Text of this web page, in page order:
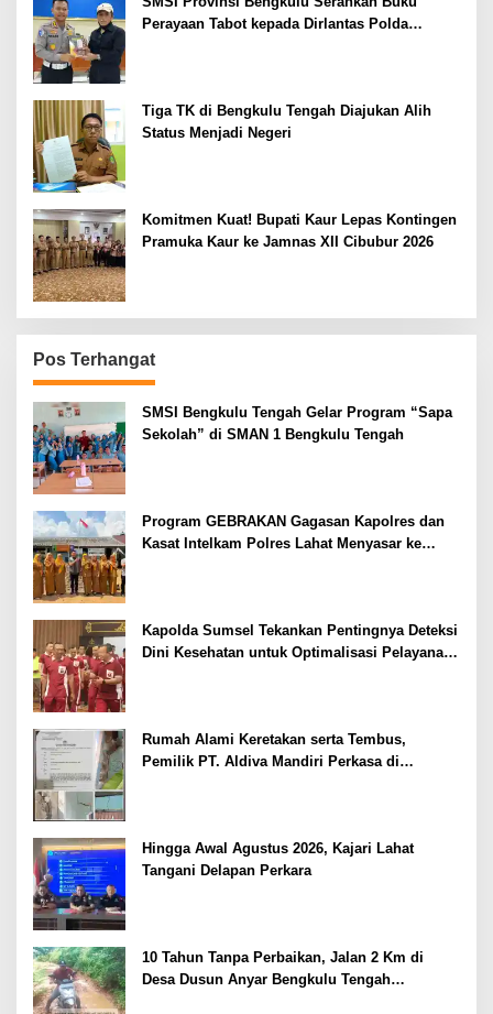
Perayaan Tabot kepada Dirlantas Polda
Tiga TK di Bengkulu Tengah Diajukan Alih
Status Menjadi Negeri
Komitmen Kuat! Bupati Kaur Lepas Kontingen
Pramuka Kaur ke Jamnas XII Cibubur 2026
Pos Terhangat
SMSI Bengkulu Tengah Gelar Program “Sapa
Sekolah” di SMAN 1 Bengkulu Tengah
Program GEBRAKAN Gagasan Kapolres dan
Kasat Intelkam Polres Lahat Menyasar ke
Kapolda Sumsel Tekankan Pentingnya Deteksi
Dini Kesehatan untuk Optimalisasi Pelayanan
Rumah Alami Keretakan serta Tembus,
Pemilik PT. Aldiva Mandiri Perkasa di
Hingga Awal Agustus 2026, Kajari Lahat
Tangani Delapan Perkara
10 Tahun Tanpa Perbaikan, Jalan 2 Km di
Desa Dusun Anyar Bengkulu Tengah